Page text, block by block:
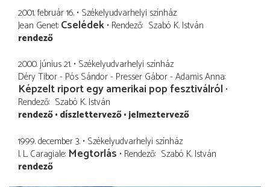
2001. február 16. Székelyudvarhelyi színház
Jean Genet Cselédek Rendező Szabó K. István
rendező
2000. június 21. Székelyudvarhelyi színház
Déry Tibor - Pós Sándor - Presser Gábor - Adamis Anna
Képzelt riport egy amerikai pop fesztiválról
Rendező Szabó K. István
rendező díszlettervező jelmeztervező
1999. december 3. Székelyudvarhelyi színház
I. L. Caragiale Megtorlás Rendező Szabó K. István
rendező